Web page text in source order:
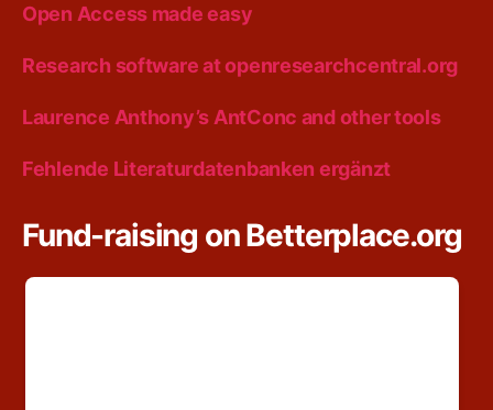
Open Access made easy
Research software at openresearchcentral.org
Laurence Anthony’s AntConc and other tools
Fehlende Literaturdatenbanken ergänzt
Fund-raising on Betterplace.org